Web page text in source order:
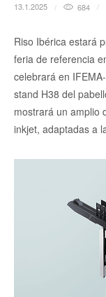
13.1.2025 684
Riso Ibérica estará
feria de referencia
celebrará en
stand H38 del
mostrará un amplio
inkjet, adaptadas a